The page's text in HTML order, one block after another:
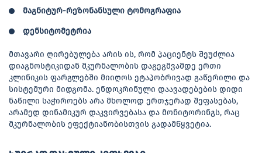
მაგნიტურ-რეზონანსული ტომოგრაფია
დენსიტომეტრია
მთავარი ღირებულება არის ის, რომ პაციენტს შეუძლია
დიაგნოსტიკიდან მკურნალობის დაგეგმვამდე ერთი
კლინიკის ფარგლებში მიიღოს ეტაპობრივად გაწერილი და
სისტემური მიდგომა. ენდოკრინული დაავადებების დიდი
ნაწილი საჭიროებს არა მხოლოდ ერთჯერად შეფასებას,
არამედ დინამიკურ დაკვირვებასა და მონიტორინგს, რაც
მკურნალობის ეფექტიანობისთვის გადამწყვეტია.